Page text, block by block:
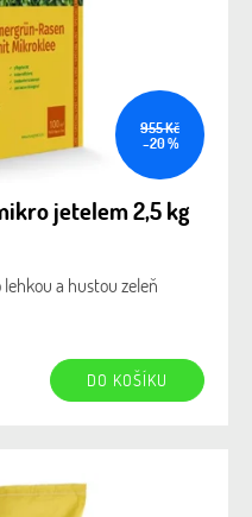
955 Kč
–20 %
jetelem 2,5 kg
a hustou zeleň
DO KOŠÍKU